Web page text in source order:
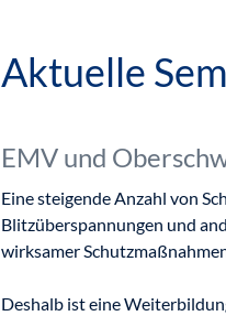
Aktuelle
EMV und
Eine steigende Anzahl von
Blitzüberspannungen und
wirksamer
Deshalb ist eine